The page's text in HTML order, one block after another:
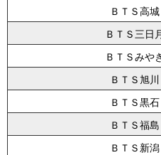
ＢＴＳ高城
ＢＴＳ三日
ＢＴＳみや
ＢＴＳ旭川
ＢＴＳ黒石
ＢＴＳ福島
ＢＴＳ新潟